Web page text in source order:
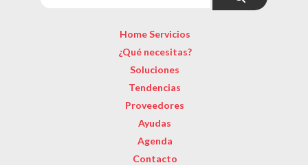
Home Servicios
¿Qué necesitas?
Soluciones
Tendencias
Proveedores
Ayudas
Agenda
Contacto